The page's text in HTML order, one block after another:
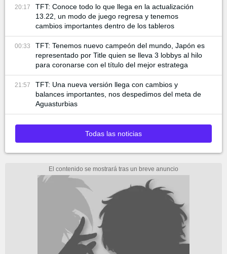
20:17
TFT: Conoce todo lo que llega en la actualización
13.22, un modo de juego regresa y tenemos
cambios importantes dentro de los tableros
00:33
TFT: Tenemos nuevo campeón del mundo, Japón es
representado por Title quien se lleva 3 lobbys al hilo
para coronarse con el título del mejor estratega
21:57
TFT: Una nueva versión llega con cambios y
balances importantes, nos despedimos del meta de
Aguasturbias
Todas las noticias